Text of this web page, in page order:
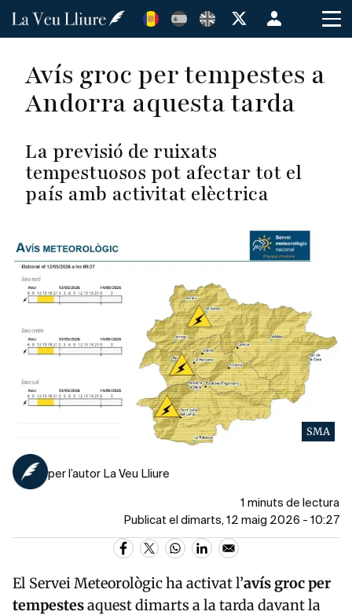
Vés
Menú
de
cuenta
de
usuario
Avís groc per tempestes a
Andorra aquesta tarda
La previsió de ruixats
tempestuosos pot afectar tot el
país amb activitat elèctrica
SMA
per l’autor La Veu Lliure
1 minuts de lectura
Publicat el dimarts, 12 maig 2026 - 10:27
El Servei Meteorològic ha activat l’avís groc per
tempestesaquest dimarts a la tarda davant la